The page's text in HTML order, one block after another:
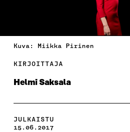
Kuva: Miikka Pirinen
KIRJOITTAJA
Helmi Saksala
JULKAISTU
15.06.2017